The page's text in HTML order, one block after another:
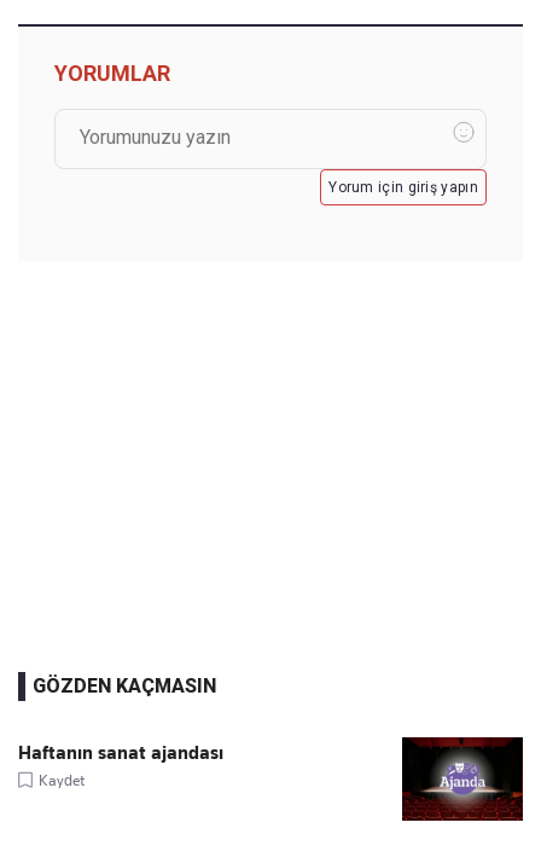
YORUMLAR
Yorum için giriş yapın
GÖZDEN KAÇMASIN
Haftanın sanat ajandası
Kaydet